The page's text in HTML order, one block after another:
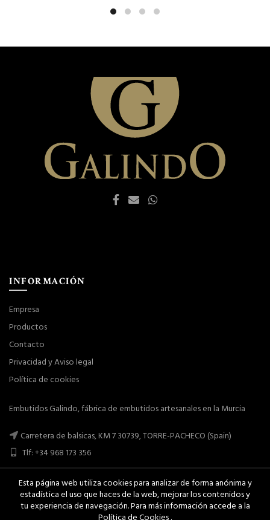
INFORMACIÓN
Empresa
Productos
Contacto
Privacidad y Aviso legal
Política de cookies
Embutidos Galindo, fábrica de embutidos artesanales en la Murcia
Carretera de balsicas, KM 7 30739, TORRE-PACHECO (Spain)
Tlf: +34 968 173 356
Esta página web utiliza cookies para analizar de forma anónima y
estadística el uso que haces de la web, mejorar los contenidos y
tu experiencia de navegación. Para más información accede a la